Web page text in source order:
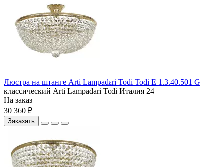
Люстра на штанге Arti Lampadari Todi Todi E 1.3.40.501 G
классический Arti Lampadari Todi Италия 24
На заказ
30 360 ₽
Заказать